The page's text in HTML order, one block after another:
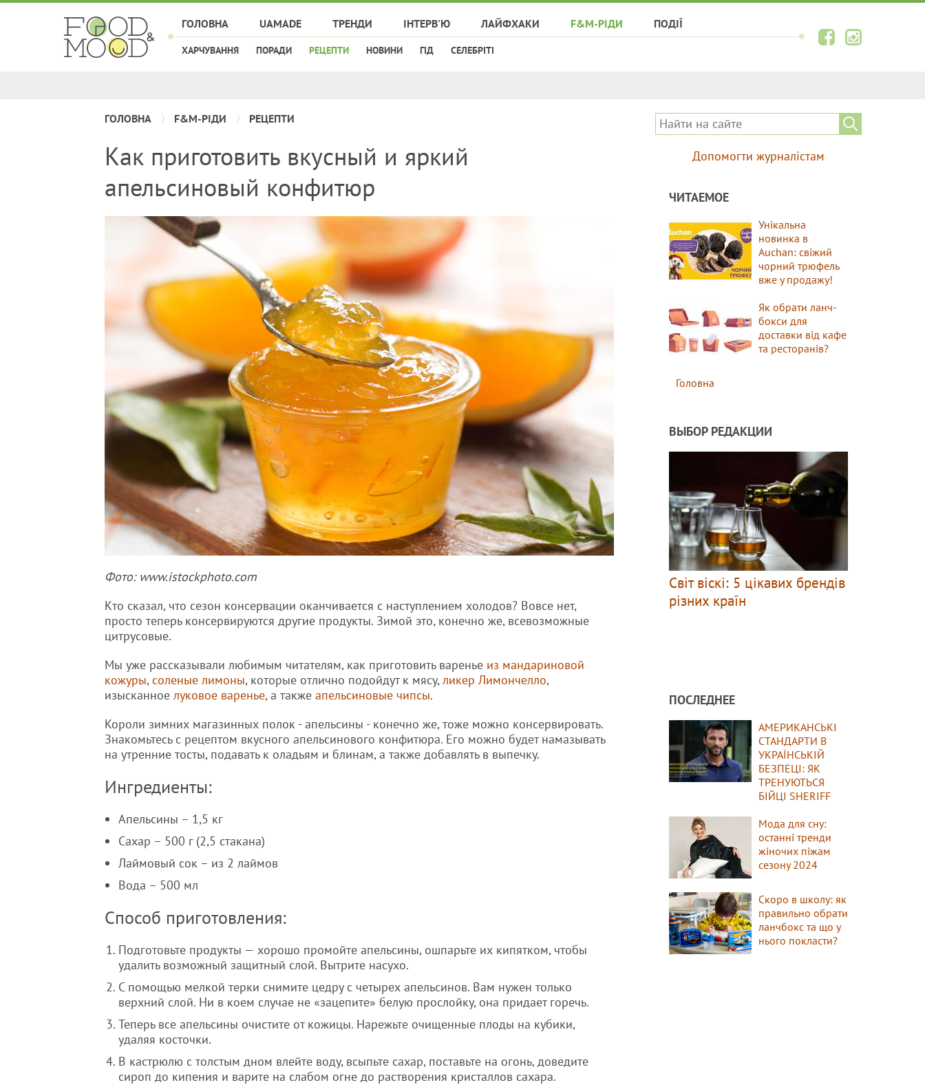
ГОЛОВНА UAMADE ТРЕНДИ ІНТЕРВ'Ю ЛАЙФХАКИ F&M-РІДИ
ХАРЧУВАННЯ ПОРАДИ РЕЦЕПТИ НОВИНИ ГІД СЕЛЕБРІТІ
ПОДІЇ
ГОЛОВНА F&M-РІДИ РЕЦЕПТИ
Как приготовить вкусный и яркий
апельсиновый конфитюр
Фото: www.istockphoto.com
Кто сказал, что сезон консервации оканчивается с наступлением холодов? Вовсе нет,
просто теперь консервируются другие продукты. Зимой это, конечно же, всевозможные
цитрусовые.
Мы уже рассказывали любимым читателям, как приготовить варенье из мандариновой
кожуры, соленые лимоны, которые отлично подойдут к мясу, ликер Лимончелло,
изысканное луковое варенье, а также апельсиновые чипсы.
Короли зимних магазинных полок - апельсины - конечно же, тоже можно консервировать.
Знакомьтесь с рецептом вкусного апельсинового конфитюра. Его можно будет намазывать
на утренние тосты, подавать к оладьям и блинам, а также добавлять в выпечку.
Ингредиенты:
Апельсины – 1,5 кг
Сахар – 500 г (2,5 стакана)
Лаймовый сок – из 2 лаймов
Вода – 500 мл
Способ приготовления:
Подготовьте продукты — хорошо промойте апельсины, ошпарьте их кипятком, чтобы
удалить возможный защитный слой. Вытрите насухо.
С помощью мелкой терки снимите цедру с четырех апельсинов. Вам нужен только
верхний слой. Ни в коем случае не «зацепите» белую прослойку, она придает горечь.
Теперь все апельсины очистите от кожицы. Нарежьте очищенные плоды на кубики,
удаляя косточки.
В кастрюлю с толстым дном влейте воду, всыпьте сахар, поставьте на огонь, доведите
сироп до кипения и варите на слабом огне до растворения кристаллов сахара.
Допомогти журналістам
ЧИТАЕМОЕ
Унікальна
новинка в
Auchan: свіжий
чорний трюфель
вже у продажу!
Як обрати ланч-
бокси для
доставки від кафе
та ресторанів?
Головна
ВЫБОР РЕДАКЦИИ
Світ віскі: 5 цікавих брендів
різних країн
ПОСЛЕДНЕЕ
АМЕРИКАНСЬКІ
СТАНДАРТИ В
УКРАЇНСЬКІЙ
БЕЗПЕЦІ: ЯК
ТРЕНУЮТЬСЯ
БІЙЦІ SHERIFF
Мода для сну:
останні тренди
жіночих піжам
сезону 2024
Скоро в школу: як
правильно обрати
ланчбокс та що у
нього покласти?